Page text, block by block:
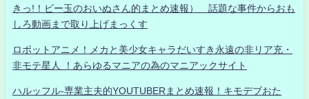
きっ!！ビー玉のおいぬさん的まとめ速報） 話題な事件からおも
しろ動画まで取り上げまっくす
ロボットアニメ！メカと美少女キャラだいすき永遠の非リア充・
非モテ星人 ！あらゆるマニアの為のマニアックサイト
ハルッフル-専業主夫的YOUTUBERまとめ速報！キモデブおた